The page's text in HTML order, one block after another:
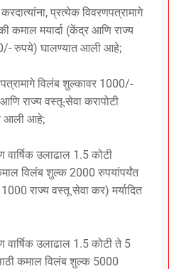
प्रत्येक विवरणपत्रामागे
कमाल मयार्दा (केंद्र आणि राज्य
रुपये) घालण्यात आली आहे;
विलंब शुल्कावर 1000/-
राज्य वस्तू-सेवा करापोटी
आली आहे;
वार्षिक उलाढाल 1.5 कोटी
विलंब शुल्क 2000 रुपयांपर्यंत
राज्य वस्तू सेवा कर) मर्यादित
वार्षिक उलाढाल 1.5 कोटी ते 5
कमाल विलंब शुल्क 5000